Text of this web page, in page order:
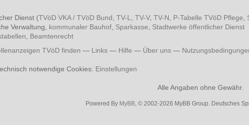
Dienst (TVöD VKA / TVöD Bund TV-L TV-V, TV-N P-Tabelle TVöD Pflege
Verwaltung, kommunaler Bauhof Sparkasse
Stadtwerke öffentlicher Dienst
Beamtenrecht
TVöD finden — Links — Hilfe — Über uns —
notwendige Cookies: Einstellungen
Alle Angaben ohne Gewähr.
Powered By MyBB, © 2002-2026 MyBB Group. Deutsches